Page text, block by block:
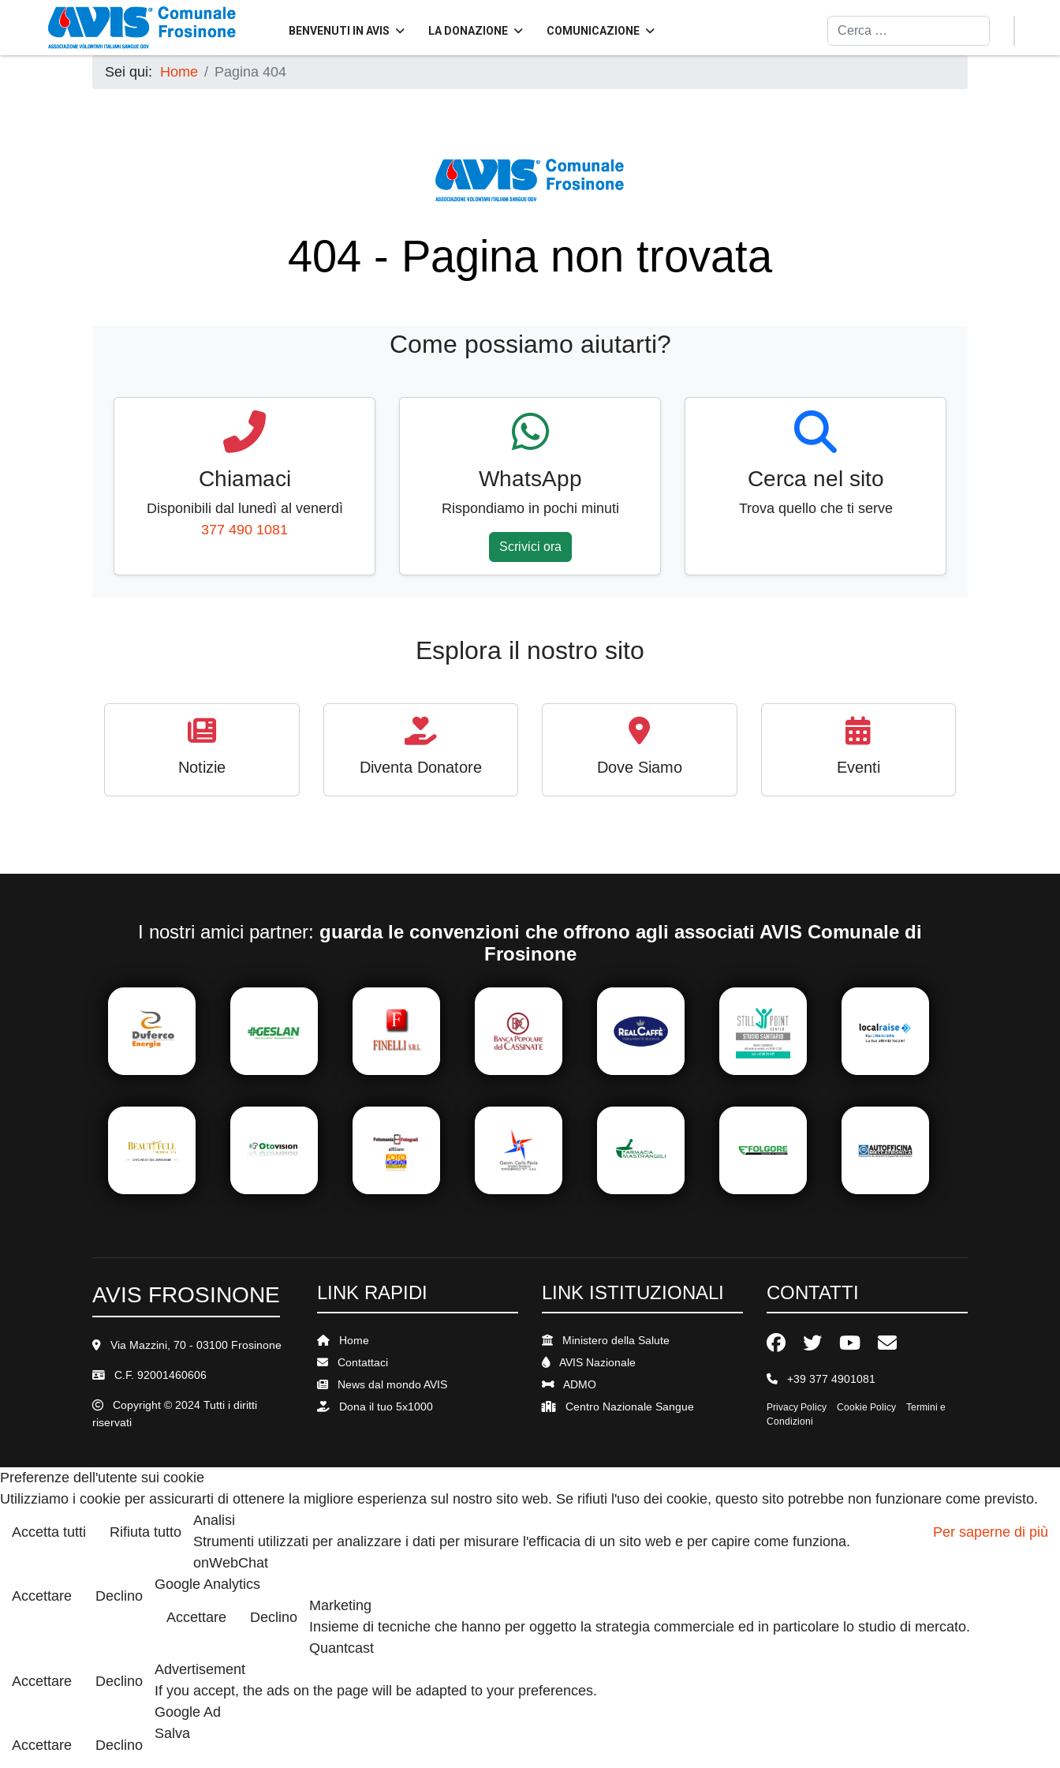
BENVENUTI IN AVIS LA DONAZIONE COMUNICAZIONE Cerca
Sei qui: Home Pagina 404
404 - Pagina non trovata
Come possiamo aiutarti?
Chiamaci
Disponibili dal lunedì al venerdì
377 490 1081
WhatsApp
Rispondiamo in pochi minuti
Scrivici ora
Cerca nel sito
Trova quello che ti serve
Esplora il nostro sito
Notizie Diventa Donatore Dove Siamo Eventi
I nostri amici partner: guarda le convenzioni che offrono agli associati AVIS Comunale di
Frosinone
AVIS FROSINONE
Via Mazzini, 70 - 03100 Frosinone
C.F. 92001460606
Copyright © 2024 Tutti i diritti
riservati
LINK RAPIDI
Home
Contattaci
News dal mondo AVIS
Dona il tuo 5x1000
LINK ISTITUZIONALI
Ministero della Salute
AVIS Nazionale
ADMO
Centro Nazionale Sangue
CONTATTI
+39 377 4901081
Privacy Policy Cookie Policy
Termini e
Condizioni
Preferenze dell'utente sui cookie
Utilizziamo i cookie per assicurarti di ottenere la migliore esperienza sul nostro sito web. Se rifiuti l'uso dei cookie, questo sito potrebbe non funzionare come previsto.
Accetta tutti Rifiuta tutto Per saperne di più
Analisi
Strumenti utilizzati per analizzare i dati per misurare l'efficacia di un sito web e per capire come funziona.
onWebChat
Accettare Declino
Google Analytics
Accettare Declino
Marketing
Insieme di tecniche che hanno per oggetto la strategia commerciale ed in particolare lo studio di mercato.
Quantcast
Accettare Declino
Advertisement
If you accept, the ads on the page will be adapted to your preferences.
Google Ad
Accettare Declino
Salva